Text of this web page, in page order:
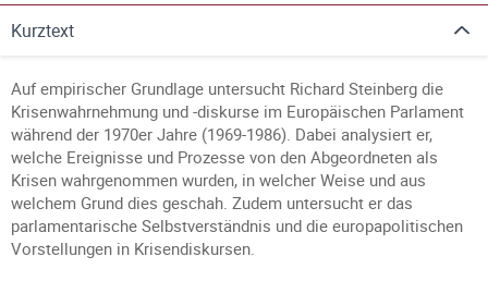
Kurztext
Auf empirischer Grundlage untersucht Richard Steinberg die
Krisenwahrnehmung und -diskurse im Europäischen Parlament
während der 1970er Jahre (1969-1986). Dabei analysiert er,
welche Ereignisse und Prozesse von den Abgeordneten als
Krisen wahrgenommen wurden, in welcher Weise und aus
welchem Grund dies geschah. Zudem untersucht er das
parlamentarische Selbstverständnis und die europapolitischen
Vorstellungen in Krisendiskursen.